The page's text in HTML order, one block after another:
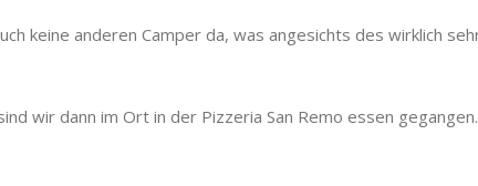
keine anderen Camper da, was angesichts des wirklich
wir dann im Ort in der Pizzeria San Remo essen gegangen.